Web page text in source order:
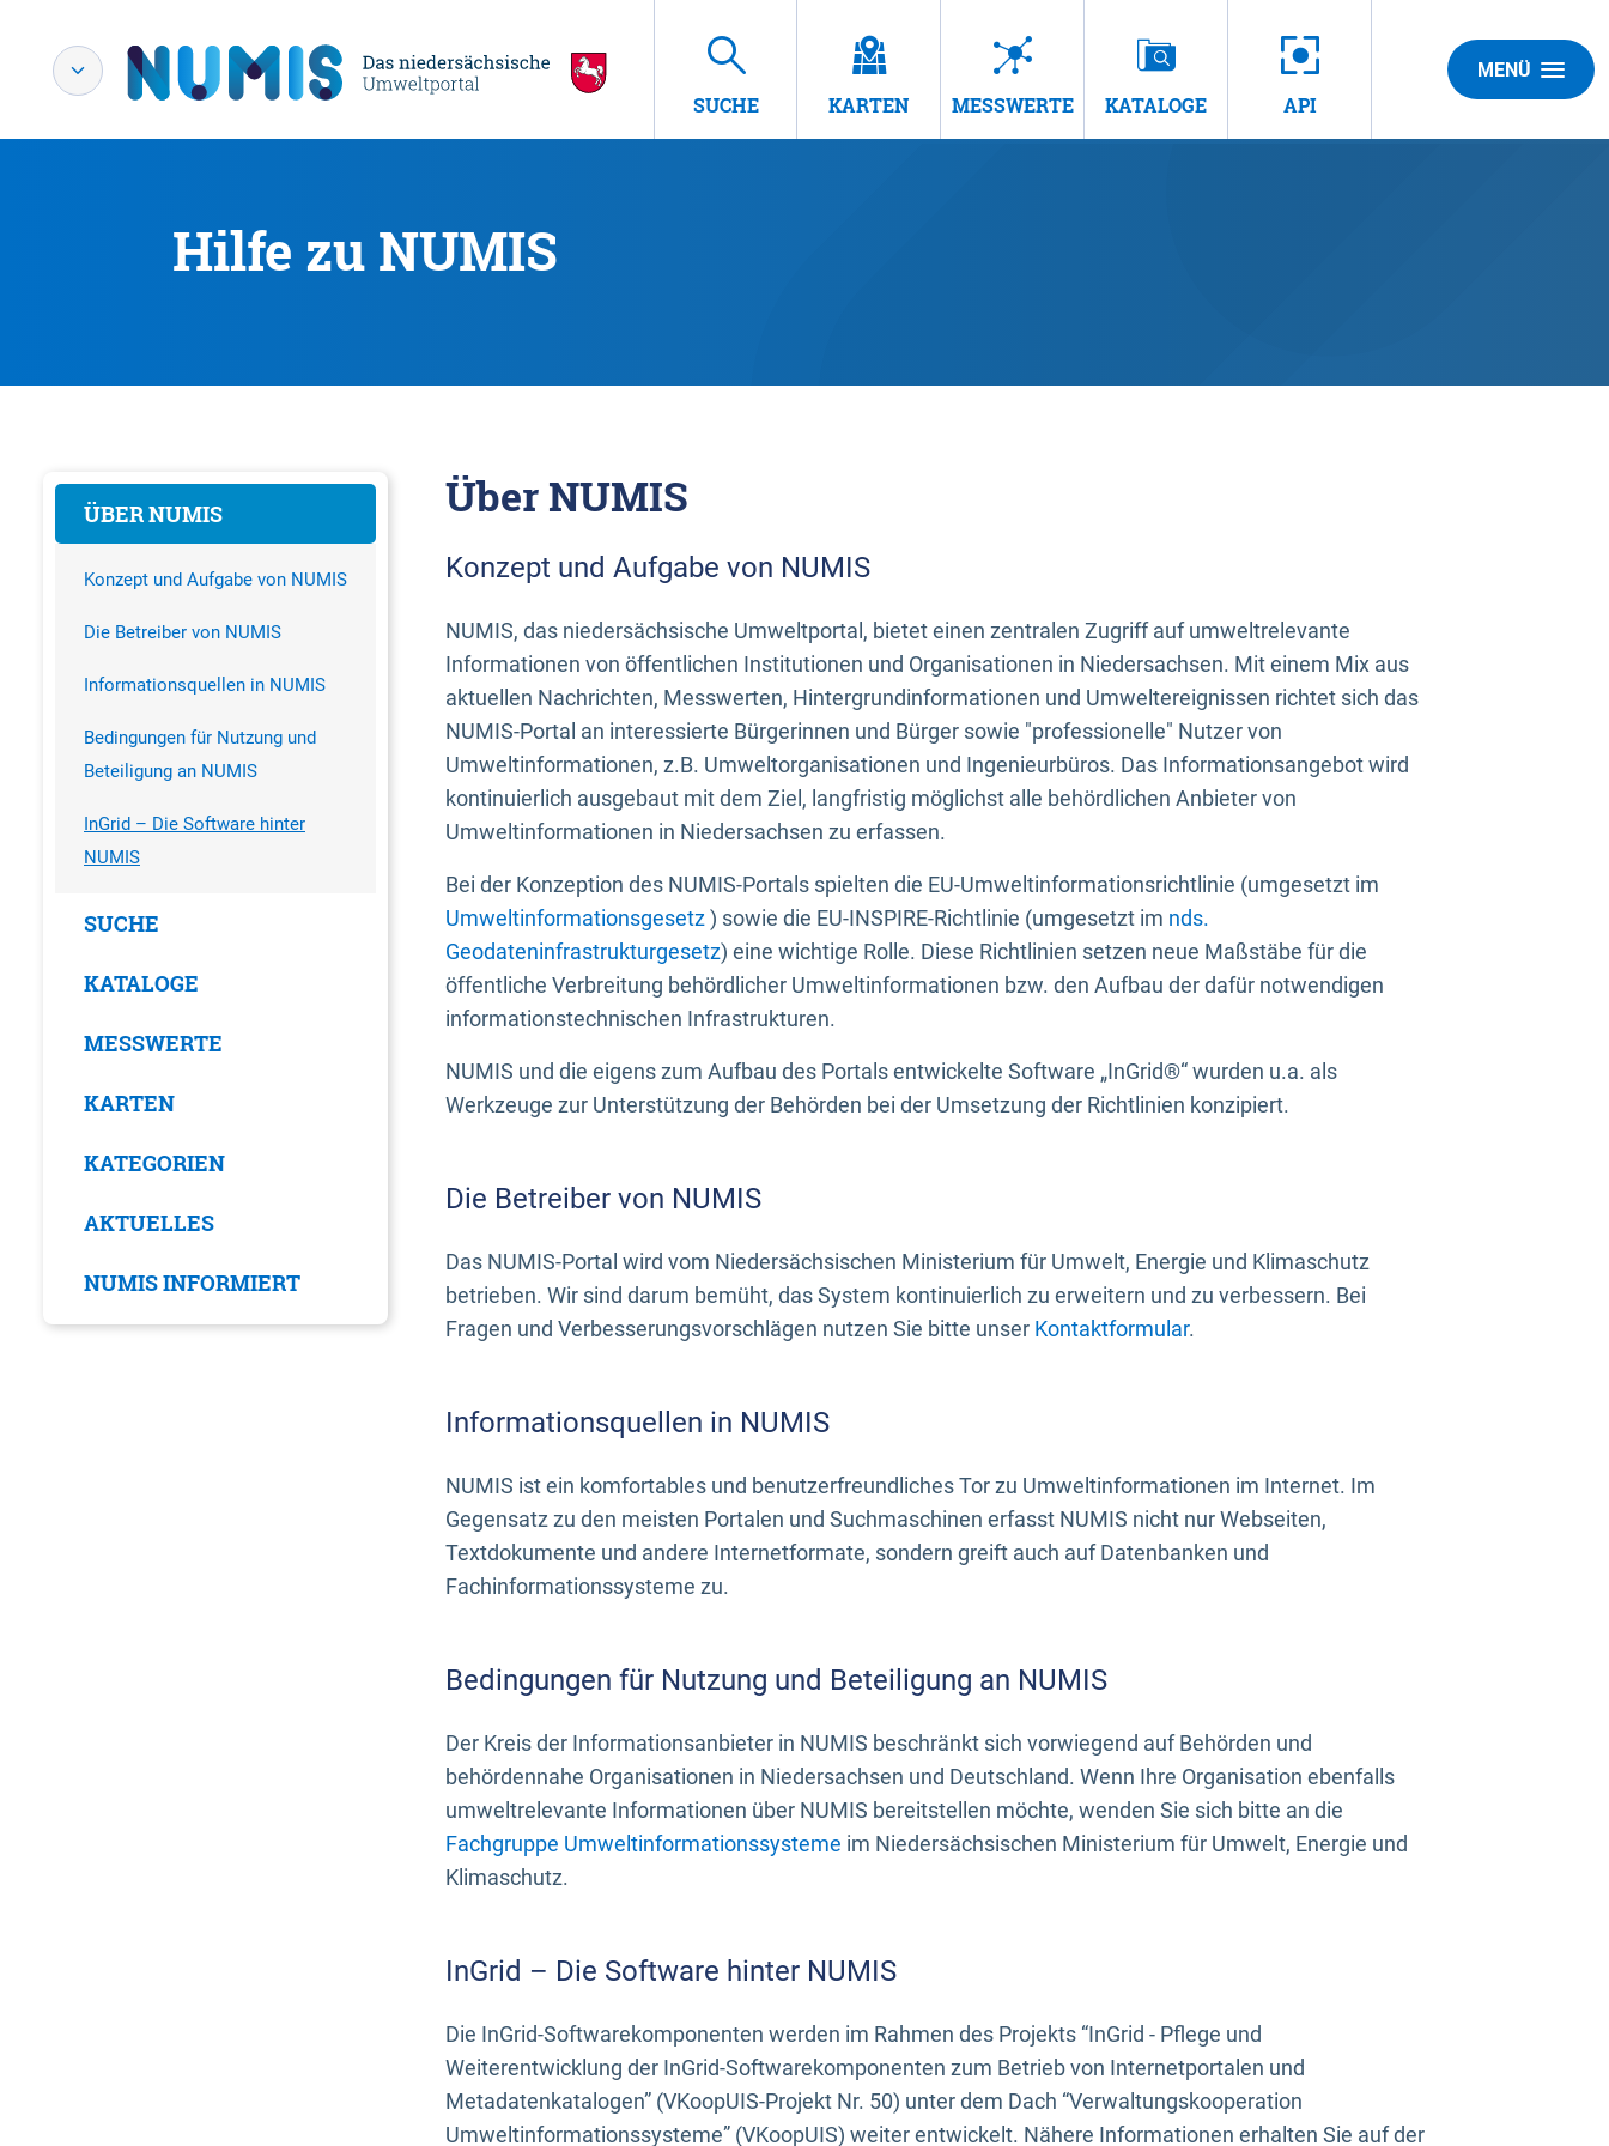
SUCHE KARTEN MESSWERTE KATALOGE API
MENÜ
Hilfe zu NUMIS
ÜBER NUMIS
Konzept und Aufgabe von NUMIS
Die Betreiber von NUMIS
Informationsquellen in NUMIS
Bedingungen für Nutzung und
Beteiligung an NUMIS
InGrid – Die Software hinter
NUMIS
SUCHE
KATALOGE
MESSWERTE
KARTEN
KATEGORIEN
AKTUELLES
NUMIS INFORMIERT
Über NUMIS
Konzept und Aufgabe von NUMIS
NUMIS, das niedersächsische Umweltportal, bietet einen zentralen Zugriff auf umweltrelevante
Informationen von öffentlichen Institutionen und Organisationen in Niedersachsen. Mit einem Mix aus
aktuellen Nachrichten, Messwerten, Hintergrundinformationen und Umweltereignissen richtet sich das
NUMIS-Portal an interessierte Bürgerinnen und Bürger sowie "professionelle" Nutzer von
Umweltinformationen, z.B. Umweltorganisationen und Ingenieurbüros. Das Informationsangebot wird
kontinuierlich ausgebaut mit dem Ziel, langfristig möglichst alle behördlichen Anbieter von
Umweltinformationen in Niedersachsen zu erfassen.
Bei der Konzeption des NUMIS-Portals spielten die EU-Umweltinformationsrichtlinie (umgesetzt im
Umweltinformationsgesetz) sowie die EU-INSPIRE-Richtlinie (umgesetzt im nds.
Geodateninfrastrukturgesetz) eine wichtige Rolle. Diese Richtlinien setzen neue Maßstäbe für die
öffentliche Verbreitung behördlicher Umweltinformationen bzw. den Aufbau der dafür notwendigen
informationstechnischen Infrastrukturen.
NUMIS und die eigens zum Aufbau des Portals entwickelte Software „InGrid®“ wurden u.a. als
Werkzeuge zur Unterstützung der Behörden bei der Umsetzung der Richtlinien konzipiert.
Die Betreiber von NUMIS
Das NUMIS-Portal wird vom Niedersächsischen Ministerium für Umwelt, Energie und Klimaschutz
betrieben. Wir sind darum bemüht, das System kontinuierlich zu erweitern und zu verbessern. Bei
Fragen und Verbesserungsvorschlägen nutzen Sie bitte unser Kontaktformular.
Informationsquellen in NUMIS
NUMIS ist ein komfortables und benutzerfreundliches Tor zu Umweltinformationen im Internet. Im
Gegensatz zu den meisten Portalen und Suchmaschinen erfasst NUMIS nicht nur Webseiten,
Textdokumente und andere Internetformate, sondern greift auch auf Datenbanken und
Fachinformationssysteme zu.
Bedingungen für Nutzung und Beteiligung an NUMIS
Der Kreis der Informationsanbieter in NUMIS beschränkt sich vorwiegend auf Behörden und
behördennahe Organisationen in Niedersachsen und Deutschland. Wenn Ihre Organisation ebenfalls
umweltrelevante Informationen über NUMIS bereitstellen möchte, wenden Sie sich bitte an die
Fachgruppe Umweltinformationssysteme im Niedersächsischen Ministerium für Umwelt, Energie und
Klimaschutz.
InGrid – Die Software hinter NUMIS
Die InGrid-Softwarekomponenten werden im Rahmen des Projekts “InGrid - Pflege und
Weiterentwicklung der InGrid-Softwarekomponenten zum Betrieb von Internetportalen und
Metadatenkatalogen” (VKoopUIS-Projekt Nr. 50) unter dem Dach “Verwaltungskooperation
Umweltinformationssysteme” (VKoopUIS) weiter entwickelt. Nähere Informationen erhalten Sie auf der